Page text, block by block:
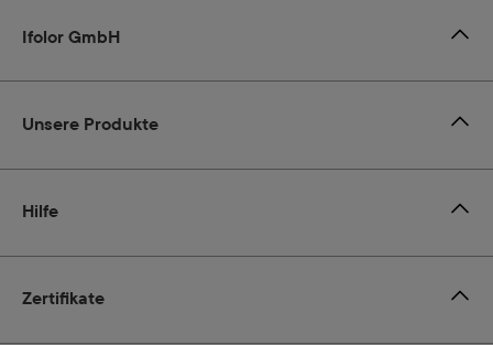
Zertifikate
Ifolor GmbH
Unsere Produkte
Hilfe